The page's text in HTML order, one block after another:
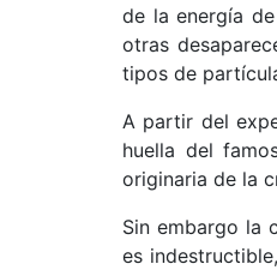
de la energía
otras
tipos de
A partir del
huella del
originaria de la
Sin embargo la
es